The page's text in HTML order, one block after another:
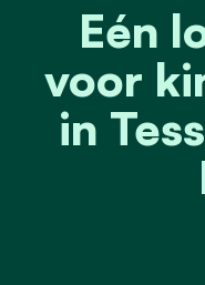
Eén
voor
in